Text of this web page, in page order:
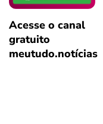
Acesse o canal
gratuito
meutudo.notícias